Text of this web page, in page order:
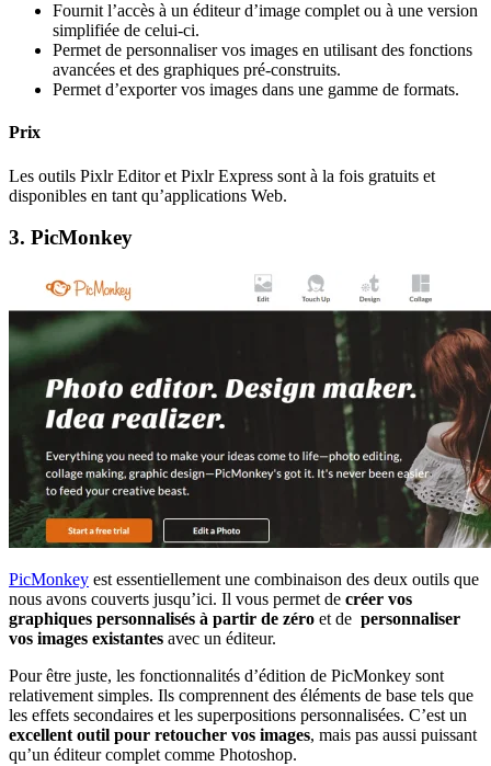
Fournit l’accès à un éditeur d’image complet ou à une version
simplifiée de celui-ci.
Permet de personnaliser vos images en utilisant des fonctions
avancées et des graphiques pré-construits.
Permet d’exporter vos images dans une gamme de formats.
Prix
Les outils Pixlr Editor et Pixlr Express sont à la fois gratuits et
disponibles en tant qu’applications Web.
3. PicMonkey
PicMonkey est essentiellement une combinaison des deux outils que
nous avons couverts jusqu’ici. Il vous permet de créer vos
graphiques personnalisés à partir de zéro et de personnaliser
vos images existantes avec un éditeur.
Pour être juste, les fonctionnalités d’édition de PicMonkey sont
relativement simples. Ils comprennent des éléments de base tels que
les effets secondaires et les superpositions personnalisées. C’est un
excellent outil pour retoucher vos images, mais pas aussi puissant
qu’un éditeur complet comme Photoshop.